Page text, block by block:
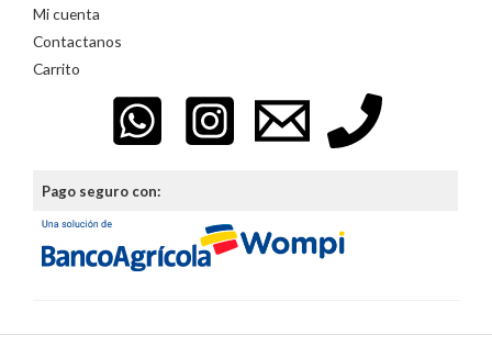
Mi cuenta
Contactanos
Carrito
Pago seguro con: